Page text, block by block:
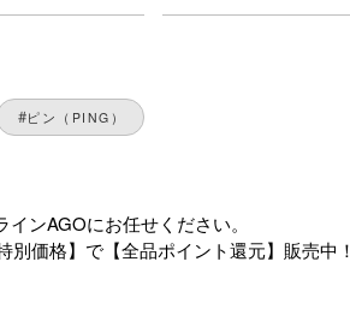
ピン（PING）
ンAGOにお任せください。
価格】で【全品ポイント還元】販売中！